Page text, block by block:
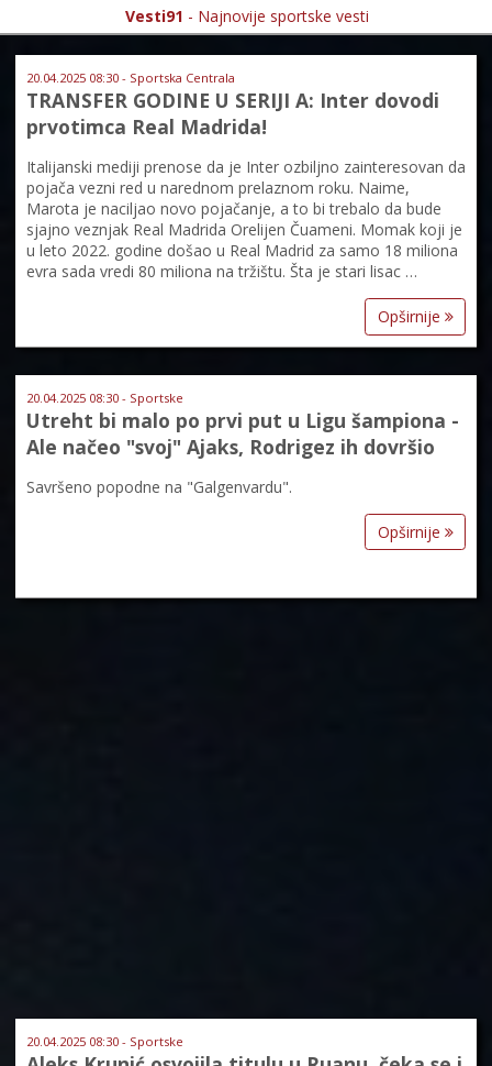
Vesti91 - Najnovije sportske vesti
20.04.2025 08:30 - Sportska Centrala
TRANSFER GODINE U SERIJI A: Inter dovodi
prvotimca Real Madrida!
Italijanski mediji prenose da je Inter ozbiljno zainteresovan da
pojača vezni red u narednom prelaznom roku. Naime,
Marota je naciljao novo pojačanje, a to bi trebalo da bude
sjajno veznjak Real Madrida Orelijen Čuameni. Momak koji je
u leto 2022. godine došao u Real Madrid za samo 18 miliona
evra sada vredi 80 miliona na tržištu. Šta je stari lisac …
Opširnije
20.04.2025 08:30 - Sportske
Utreht bi malo po prvi put u Ligu šampiona -
Ale načeo "svoj" Ajaks, Rodrigez ih dovršio
Savršeno popodne na "Galgenvardu".
Opširnije
20.04.2025 08:30 - Sportske